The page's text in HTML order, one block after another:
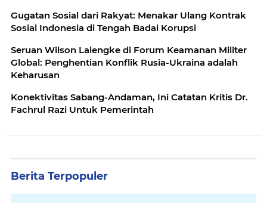
Gugatan Sosial dari Rakyat: Menakar Ulang Kontrak
Sosial Indonesia di Tengah Badai Korupsi
Seruan Wilson Lalengke di Forum Keamanan Militer
Global: Penghentian Konflik Rusia-Ukraina adalah
Keharusan
Konektivitas Sabang-Andaman, Ini Catatan Kritis Dr.
Fachrul Razi Untuk Pemerintah
Berita Terpopuler